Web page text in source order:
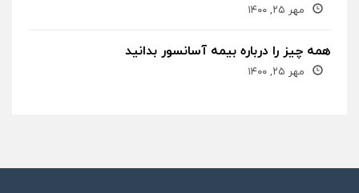
مهر ۲۵, ۱۴۰۰
همه چیز را درباره بیمه آسانسور بدانید
مهر ۲۵, ۱۴۰۰